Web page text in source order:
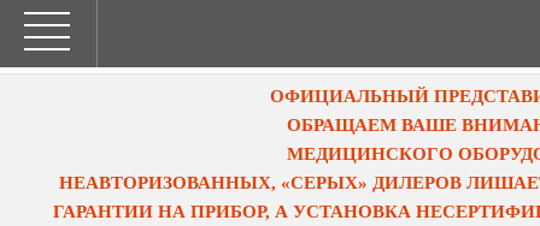
ОФИЦИАЛЬНЫЙ
ОБРАЩАЕМ ВАШЕ
МЕДИЦИНСКОГО
НЕАВТОРИЗОВАННЫХ, «СЕРЫХ» ДИЛЕРОВ
ГАРАНТИИ НА ПРИБОР, А УСТАНОВКА